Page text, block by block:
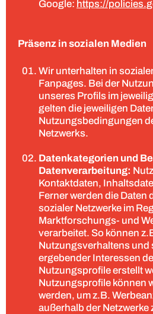
Google: https://
Präsenz in sozialen Medien
Wir unterhalten in
Fanpages. Bei der
unseres Profils im
gelten die jeweiligen
Nutzungsbedingungen
Netzwerks.
Datenkategorien und
Datenverarbeitung:
Kontaktdaten,
Ferner werden die Daten
sozialer Netzwerke im
Marktforschungs- und
verarbeitet. So können
Nutzungsverhaltens und
ergebender Interessen
Nutzungsprofile erstellt
Nutzungsprofile können
werden, um z.B.
außerhalb der Netzwerke